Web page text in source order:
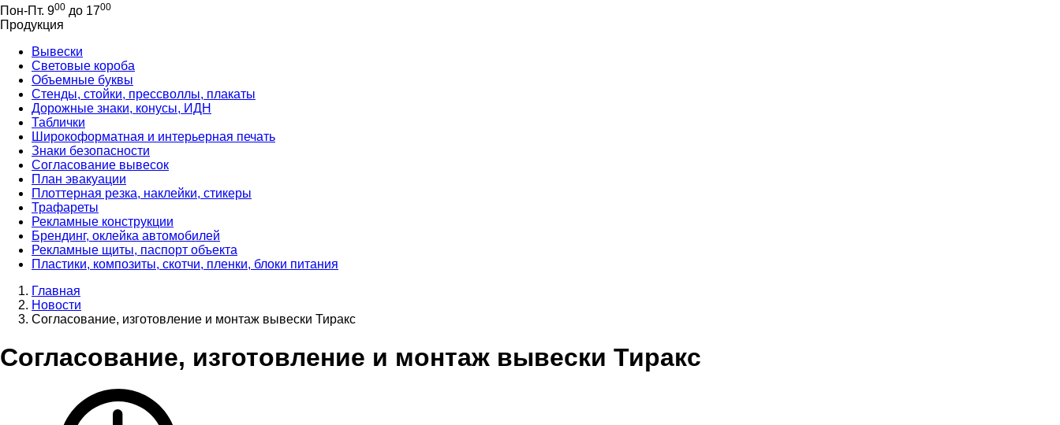
Пон-Пт. 900 до 1700
Продукция
Вывески
Световые короба
Объемные буквы
Стенды, стойки, прессволлы, плакаты
Дорожные знаки, конусы, ИДН
Таблички
Широкоформатная и интерьерная печать
Знаки безопасности
Согласование вывесок
План эвакуации
Плоттерная резка, наклейки, стикеры
Трафареты
Рекламные конструкции
Брендинг, оклейка автомобилей
Рекламные щиты, паспорт объекта
Пластики, композиты, скотчи, пленки, блоки питания
Главная
Новости
Согласование, изготовление и монтаж вывески Тиракс
Согласование, изготовление и монтаж вывески Тиракс